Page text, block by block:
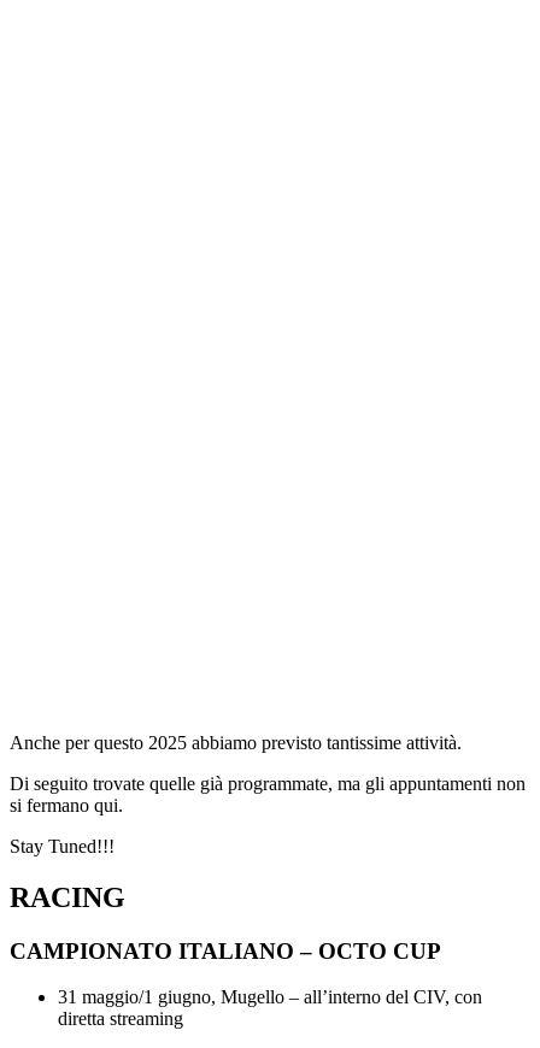
Anche per questo 2025 abbiamo previsto tantissime attività.
Di seguito trovate quelle già programmate, ma gli appuntamenti non
si fermano qui.
Stay Tuned!!!
RACING
CAMPIONATO ITALIANO – OCTO CUP
31 maggio/1 giugno, Mugello – all’interno del CIV, con
diretta streaming